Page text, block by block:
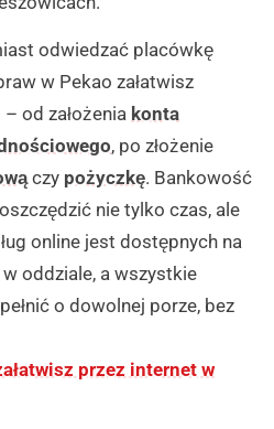
odwiedzać placówkę
w Pekao załatwisz
od założenia konta
, po złożenie
czy pożyczkę. Bankowość
nie tylko czas, ale
online jest dostępnych na
oddziale, a wszystkie
o dowolnej porze, bez
przez internet w